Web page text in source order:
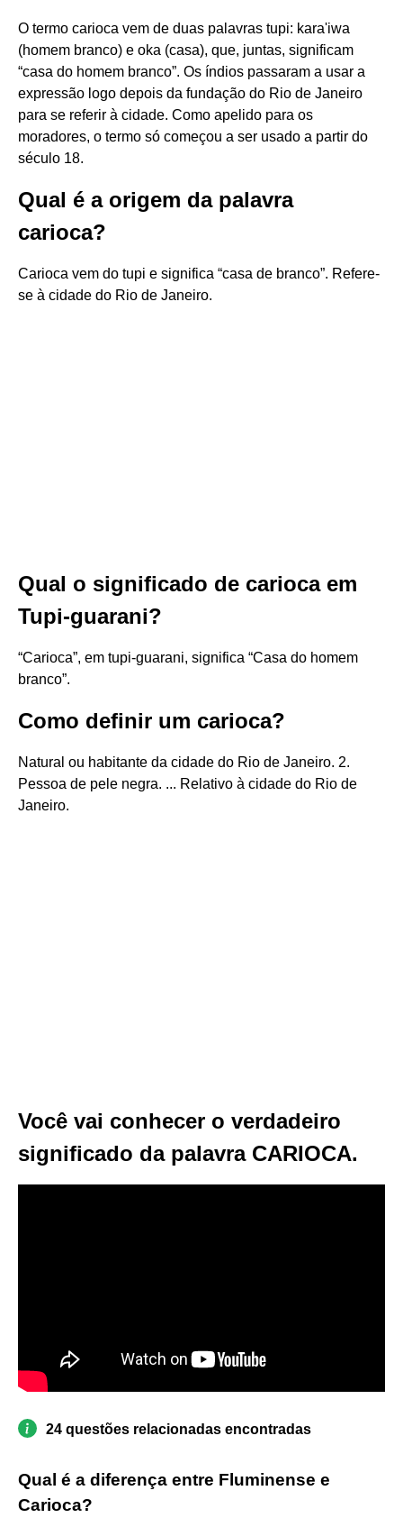
O termo carioca vem de duas palavras tupi: kara'iwa
(homem branco) e oka (casa), que, juntas, significam
“casa do homem branco”. Os índios passaram a usar a
expressão logo depois da fundação do Rio de Janeiro
para se referir à cidade. Como apelido para os
moradores, o termo só começou a ser usado a partir do
século 18.
Qual é a origem da palavra
carioca?
Carioca vem do tupi e significa “casa de branco”. Refere-
se à cidade do Rio de Janeiro.
Qual o significado de carioca em
Tupi-guarani?
“Carioca”, em tupi-guarani, significa “Casa do homem
branco”.
Como definir um carioca?
Natural ou habitante da cidade do Rio de Janeiro. 2.
Pessoa de pele negra. ... Relativo à cidade do Rio de
Janeiro.
Você vai conhecer o verdadeiro
significado da palavra CARIOCA.
24 questões relacionadas encontradas
Qual é a diferença entre Fluminense e
Carioca?